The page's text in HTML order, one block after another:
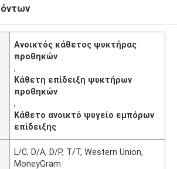
Ανοικτός κάθετος ψυκτήρας
προθηκών
,
Κάθετη επίδειξη ψυκτήρων
προθηκών
,
Κάθετο ανοικτό ψυγείο εμπόρων
επίδειξης
L/C, D/A, D/P, T/T, Western Union,
MoneyGram